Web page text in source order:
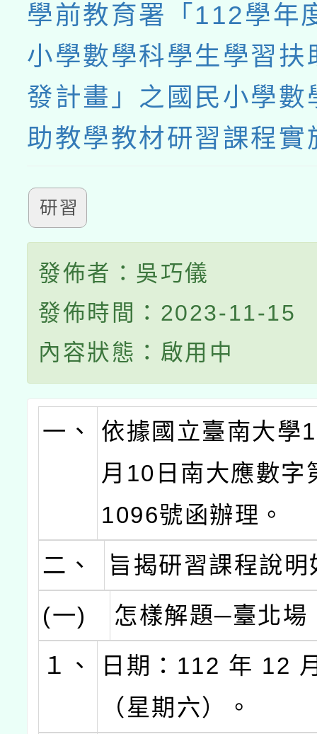
學前教育署「112學年
小學數學科學生學習扶
發計畫」之國民小學數
助教學教材研習課程實
研習
發佈者：吳巧儀
發佈時間：2023-11-15
內容狀態：啟用中
一、
依據國立臺南大學
月10日南大應數字
1096號函辦理。
二、
旨揭研習課程說明
(一)
怎樣解題─臺北場
１、
日期：112 年 12
（星期六）。